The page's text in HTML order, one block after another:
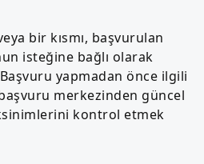
bir kısmı, başvurulan
isteğine bağlı olarak
yapmadan önce ilgili
merkezinden güncel
kontrol etmek